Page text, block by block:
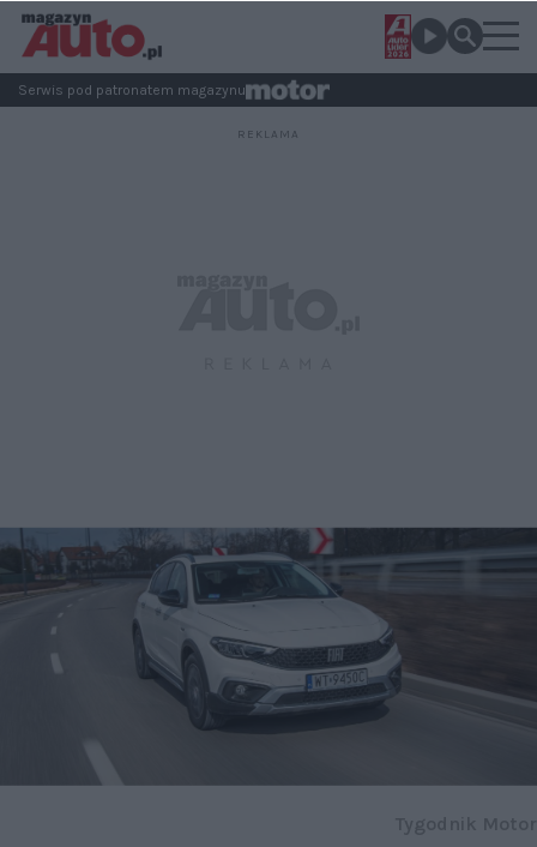
Serwis pod patronatem magazynu